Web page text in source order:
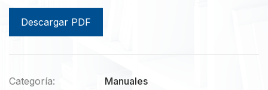
Descargar PDF
Categoría:
Manuales